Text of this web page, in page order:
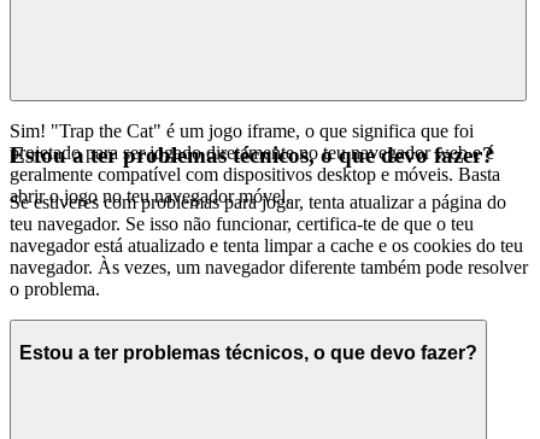
Sim! "Trap the Cat" é um jogo iframe, o que significa que foi
projetado para ser jogado diretamente no teu navegador web e é
geralmente compatível com dispositivos desktop e móveis. Basta
abrir o jogo no teu navegador móvel.
Estou a ter problemas técnicos, o que devo fazer?
Se estiveres com problemas para jogar, tenta atualizar a página do
teu navegador. Se isso não funcionar, certifica-te de que o teu
navegador está atualizado e tenta limpar a cache e os cookies do teu
navegador. Às vezes, um navegador diferente também pode resolver
o problema.
Estou a ter problemas técnicos, o que devo fazer?